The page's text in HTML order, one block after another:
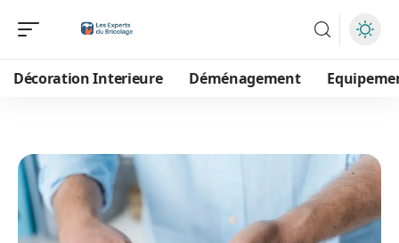
Décoration Interieure Déménagement